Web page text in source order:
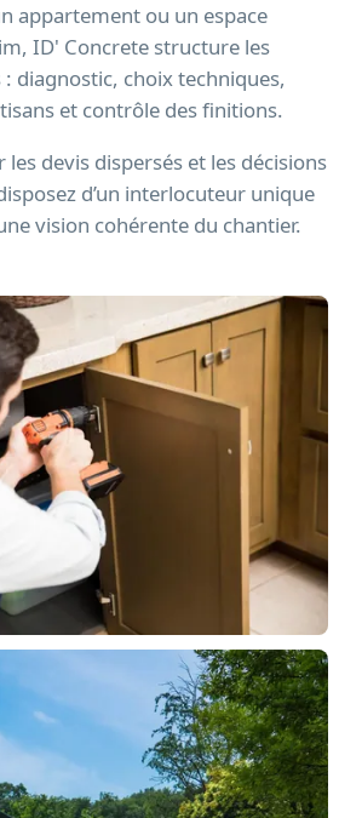
appartement ou un espace
ID' Concrete structure les
diagnostic, choix techniques,
et contrôle des finitions.
les devis dispersés et les décisions
d’un interlocuteur unique
vision cohérente du chantier.